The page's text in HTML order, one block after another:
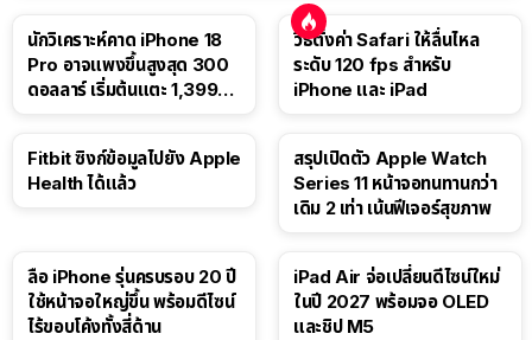
นักวิเคราะห์คาด iPhone 18
Pro อาจแพงขึ้นสูงสุด 300
ดอลลาร์ เริ่มต้นแตะ 1,399
วิธีตั้งค่า Safari ให้ลื่นไหล
ระดับ 120 fps สำหรับ
iPhone และ iPad
Fitbit ซิงก์ข้อมูลไปยัง Apple
Health ได้แล้ว
สรุปเปิดตัว Apple Watch
Series 11 หน้าจอทนทานกว่า
เดิม 2 เท่า เน้นฟีเจอร์สุขภาพ
ลือ iPhone รุ่นครบรอบ 20 ปี
ใช้หน้าจอใหญ่ขึ้น พร้อมดีไซน์
ไร้ขอบโค้งทั้งสี่ด้าน
iPad Air จ่อเปลี่ยนดีไซน์ใหม่
ในปี 2027 พร้อมจอ OLED
และชิป M5